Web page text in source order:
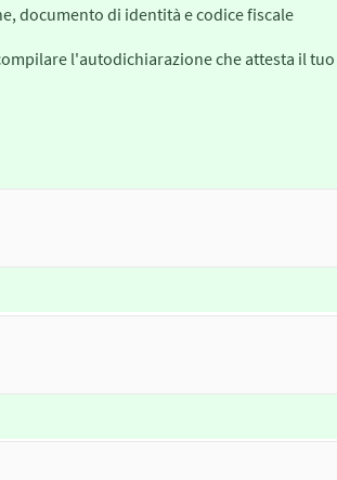
documento di identità e codice fiscale
l'autodichiarazione che attesta il